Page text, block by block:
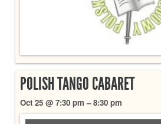
POLISH TANGO CABARET
Oct 25 @ 7:30 pm – 8:30 pm